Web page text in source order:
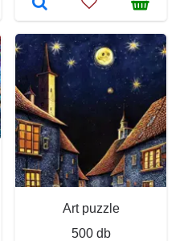
Art puzzle
500 db